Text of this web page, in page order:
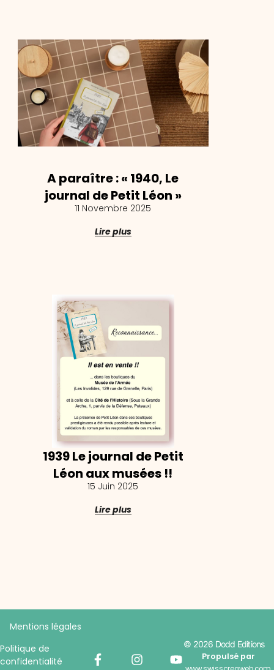
A paraître : « 1940, Le
journal de Petit Léon »
11 Novembre 2025
Lire plus
1939 Le journal de Petit
Léon aux musées !!
15 Juin 2025
Lire plus
Mentions légales
Politique de
confidentialité
© 2026 Dodd Editions
Propulsé par